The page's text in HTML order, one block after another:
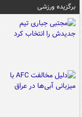
برگزیده ورزشی